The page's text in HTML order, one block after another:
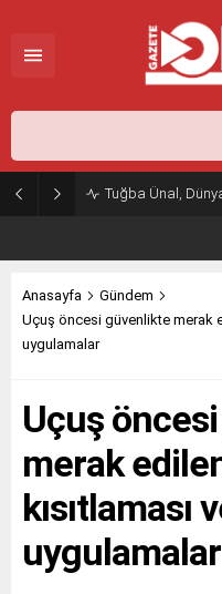
Anasayfa
Gündem
Uçuş öncesi güvenlikte merak
uygulamalar
Uçuş
merak
uygulamalar